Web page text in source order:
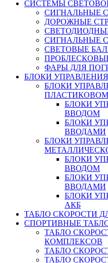
CИСТЕМЫ
СИГНАЛЬНЫЕ
ДОРОЖНЫЕ
СИГНАЛЬНЫЕ
СВЕТОВЫЕ
ФАРЫ ДЛЯ
БЛОКИ
БЛОКИ
БЛОКИ
ВВОДОМ
БЛОКИ
ВВОДАМИ
БЛОКИ
БЛОКИ
ВВОДОМ
БЛОКИ
ВВОДАМИ
БЛОКИ
АКБ
ТАБЛО СКОРОСТИ
СПОРТИВНЫЕ
ТАБЛО
КОМПЛЕКСОВ
ТАБЛО
ТАБЛО